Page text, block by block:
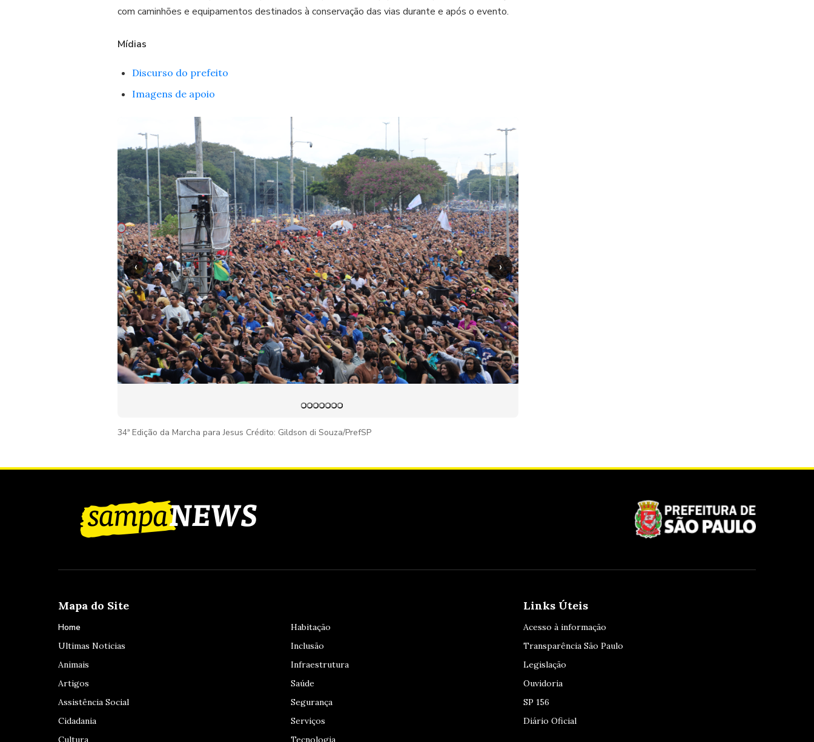
com caminhões e equipamentos destinados à conservação das vias durante e após o evento.
Mídias
Discurso do prefeito
Imagens de apoio
‹ ›
34ª Edição da Marcha para Jesus Crédito: Gildson di Souza/PrefSP
Mapa do Site
Home
Ultimas Noticias
Animais
Artigos
Assistência Social
Cidadania
Cultura
Habitação
Inclusão
Infraestrutura
Saúde
Segurança
Serviços
Tecnologia
Links Úteis
Acesso à informação
Transparência São Paulo
Legislação
Ouvidoria
SP 156
Diário Oficial